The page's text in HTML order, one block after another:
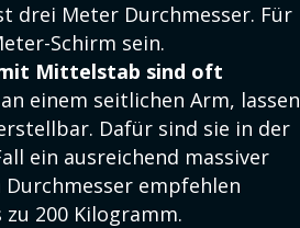
drei Meter Durchmesser. Für
Schirm sein.
Mittelstab sind oft
einem seitlichen Arm, lassen
Dafür sind sie in der
ein ausreichend massiver
empfehlen
200 Kilogramm.